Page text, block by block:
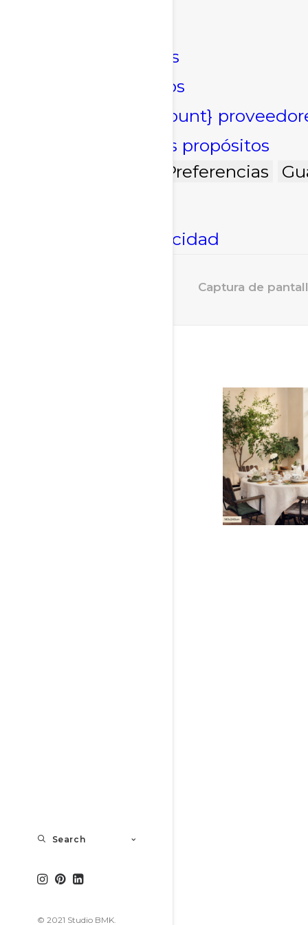
Administrar opciones
Gestionar los servicios
Gestionar {vendor_count}
Leer más sobre estos propósitos
Preferencias
Declaración de privacidad
Search
© 2021 Studio BMK.
Captura de